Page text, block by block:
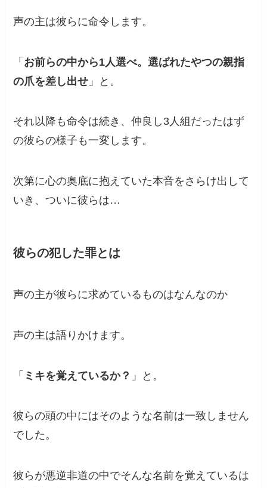
声の主は彼らに命令します。
「 お前らの中から1人選べ。選ばれたやつの親指
の爪を差し出せ 」と。
それ以降も命令は続き、仲良し3人組だったはず
の彼らの様子も一変します。
次第に心の奥底に抱えていた本音をさらけ出して
いき、ついに彼らは…
彼らの犯した罪とは
声の主が彼らに求めているものはなんなのか
声の主は語りかけます。
「 ミキを覚えているか？ 」と。
彼らの頭の中にはそのような名前は一致しません
でした。
彼らが悪逆非道の中でそんな名前を覚えているは